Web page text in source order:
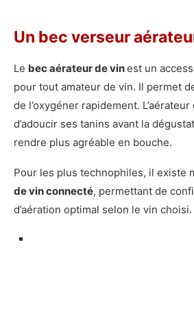
Un bec verseur
Le bec aérateur de vinest un
pour tout amateur de vin. Il permet
de l’oxygéner rapidement.
d’adoucir ses tanins avant la
rendre plus agréable en bouche.
Pour les plus technophiles, il existe
de vin connecté, permettant de
d’aération optimal selon le vin choisi.